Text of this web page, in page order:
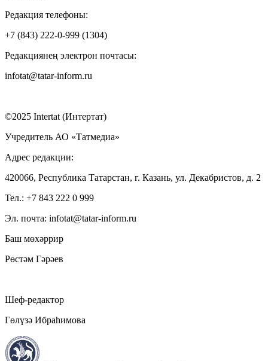
Редакция телефоны:
+7 (843) 222-0-999 (1304)
Редакциянең электрон почтасы:
infotat@tatar-inform.ru
©2025 Intertat (Интертат)
Учредитель АО «Татмедиа»
Адрес редакции:
420066, Республика Татарстан, г. Казань, ул. Декабристов, д. 2
Тел.: +7 843 222 0 999
Эл. почта: infotat@tatar-inform.ru
Баш мөхәррир
Рөстәм Гәрәев
Шеф-редактор
Гөлүзә Ибраһимова